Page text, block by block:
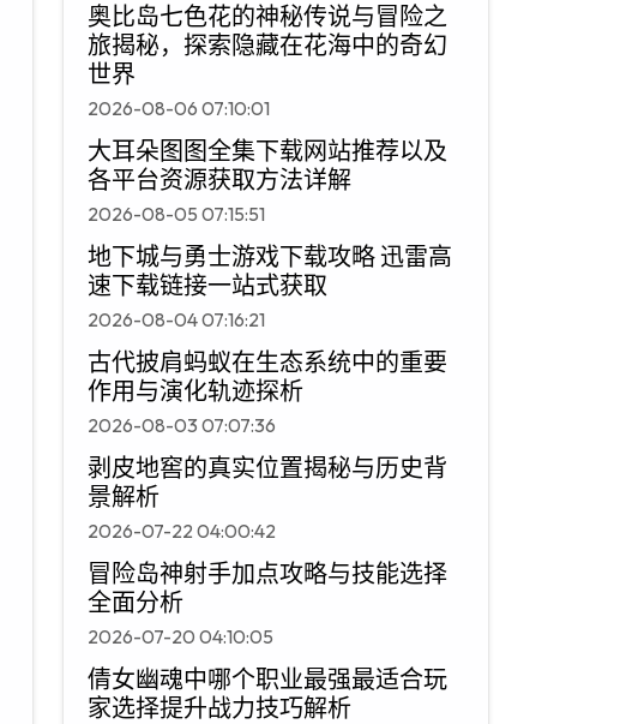
奥比岛七色花的神秘传说与冒险之
旅揭秘，探索隐藏在花海中的奇幻
世界
2026-08-06 07:10:01
大耳朵图图全集下载网站推荐以及
各平台资源获取方法详解
2026-08-05 07:15:51
地下城与勇士游戏下载攻略 迅雷高
速下载链接一站式获取
2026-08-04 07:16:21
古代披肩蚂蚁在生态系统中的重要
作用与演化轨迹探析
2026-08-03 07:07:36
剥皮地窖的真实位置揭秘与历史背
景解析
2026-07-22 04:00:42
冒险岛神射手加点攻略与技能选择
全面分析
2026-07-20 04:10:05
倩女幽魂中哪个职业最强最适合玩
家选择提升战力技巧解析